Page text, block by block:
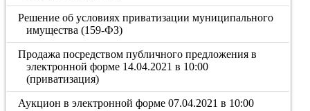
Решение об условиях приватизации муниципального
имущества (159-ФЗ)
Продажа посредством публичного предложения в
электронной форме 14.04.2021 в 10:00
(приватизация)
Аукцион в электронной форме 07.04.2021 в 10:00